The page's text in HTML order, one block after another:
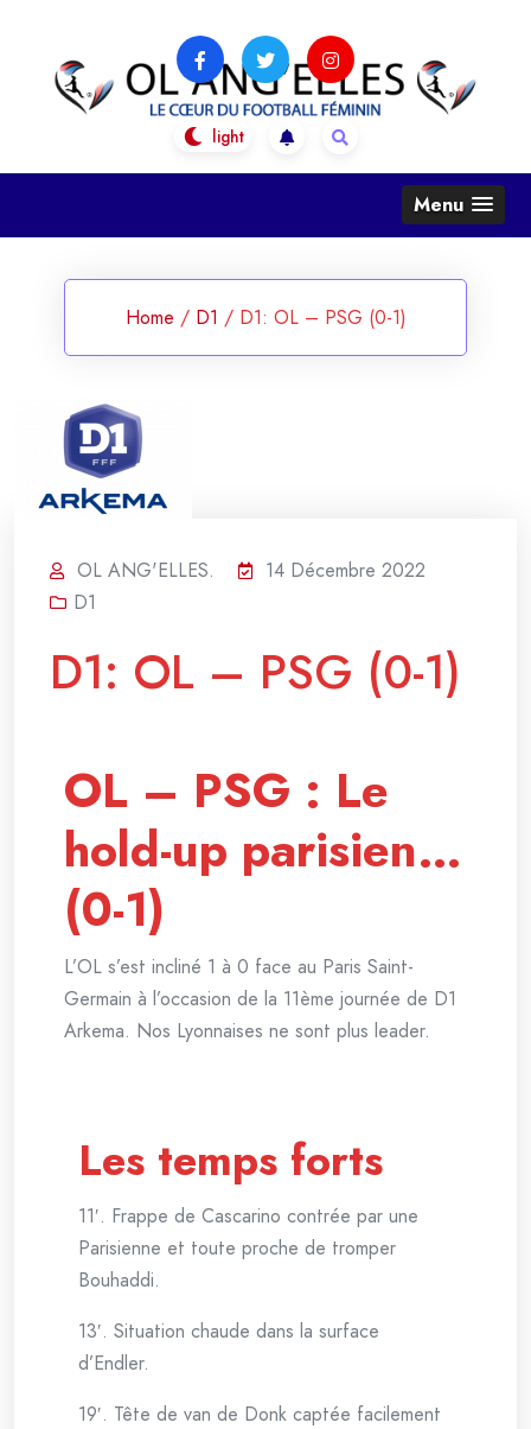
content
OL Ang'Elles
Le coeur du football féminin
Menu
Home / D1 / D1: OL – PSG (0-1)
OL ANG'ELLES.
14 Décembre 2022
D1
D1: OL – PSG (0-1)
OL – PSG : Le
hold-up parisien…
(0-1)
L’OL s’est incliné 1 à 0 face au Paris Saint-
Germain à l’occasion de la 11ème journée de D1
Arkema. Nos Lyonnaises ne sont plus leader.
Les temps forts
11′. Frappe de Cascarino contrée par une
Parisienne et toute proche de tromper
Bouhaddi.
13′. Situation chaude dans la surface
d’Endler.
19′. Tête de van de Donk captée facilement